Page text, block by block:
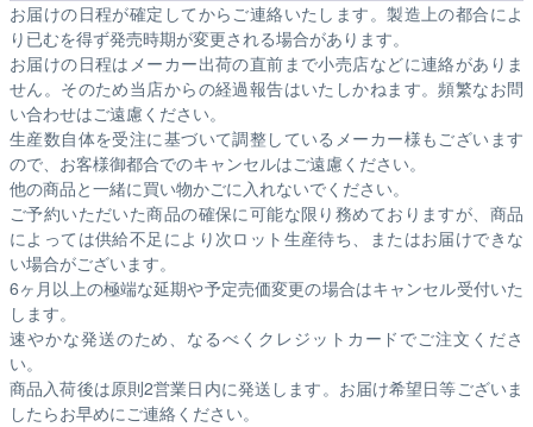
お届けの日程が確定してからご連絡いたします。製造上の都合によ
り已むを得ず発売時期が変更される場合があります。
お届けの日程はメーカー出荷の直前まで小売店などに連絡がありま
せん。そのため当店からの経過報告はいたしかねます。頻繁なお問
い合わせはご遠慮ください。
生産数自体を受注に基づいて調整しているメーカー様もございます
ので、お客様御都合でのキャンセルはご遠慮ください。
他の商品と一緒に買い物かごに入れないでください。
ご予約いただいた商品の確保に可能な限り務めておりますが、商品
によっては供給不足により次ロット生産待ち、またはお届けできな
い場合がございます。
6ヶ月以上の極端な延期や予定売価変更の場合はキャンセル受付いた
します。
速やかな発送のため、なるべくクレジットカードでご注文くださ
い。
商品入荷後は原則2営業日内に発送します。お届け希望日等ございま
したらお早めにご連絡ください。